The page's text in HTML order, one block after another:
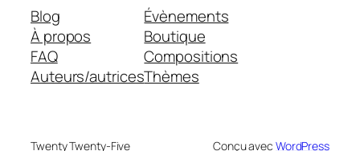
Blog
À propos
FAQ
Auteurs/autrices
Évènements
Boutique
Compositions
Thèmes
Twenty Twenty-Five Conçu avec WordPress